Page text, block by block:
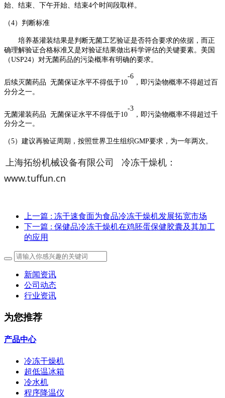
始、结束、下午开始、结束4个时间段取样。
（4） 判断标准
培养基灌装结果是判断无菌工艺验证是否符合要求的依据，而正
确理解验证合格标准又是对验证结果做出科学评估的关键要素。美国
（USP24）对无菌药品的污染概率有明确的要求。
后续灭菌药品 无菌保证水平不得低于10
-6
，即污染物概率不得超过百
分分之一。
无菌灌装药品 无菌保证水平不得低于10
-3
，即污染物概率不得超过千
分分之一。
（5） 建议再验证周期，按照世界卫生组织GMP要求，为一年两次。
上海拓纷机械设备有限公司 冷冻干燥机：
www.tuffun.cn
上一篇 : 冻干速食面为食品冷冻干燥机发展拓宽市场
下一篇 : 保健品冷冻干燥机在鸡胚蛋保健胶囊及其加工
的应用
新闻资讯
公司动态
行业资讯
为您推荐
产品中心
冷冻干燥机
超低温冰箱
冷水机
程序降温仪